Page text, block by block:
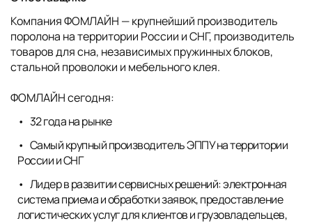
Компания ФОМЛАЙН — крупнейший производитель
поролона на территории России и СНГ, производитель
товаров для сна, независимых пружинных блоков,
стальной проволоки и мебельного клея.
ФОМЛАЙН сегодня:
32 года на рынке
Самый крупный производитель ЭППУ на территории
России и СНГ
Лидер в развитии сервисных решений: электронная
система приема и обработки заявок, предоставление
логистических услуг для клиентов и грузовладельцев,